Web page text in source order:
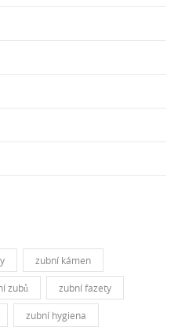
zubní kámen
zubů zubní fazety
zubní hygiena